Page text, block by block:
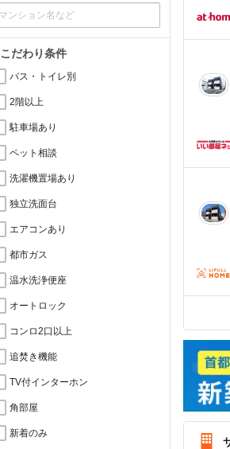
こだわり条件
バス・トイレ別
2階以上
駐車場あり
ペット相談
洗濯機置場あり
独立洗面台
エアコンあり
都市ガス
温水洗浄便座
オートロック
コンロ2口以上
追焚き機能
TV付インターホン
角部屋
新着のみ